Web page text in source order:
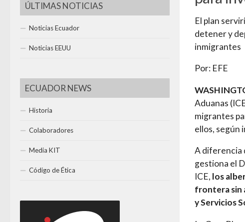
El plan
detener y
inmigrantes
Por: EFE
Aduanas
migrantes
ellos, según
A diferencia
gestiona el
ICE, los
frontera sin
y Servicios
ÚLTIMAS NOTICIAS
Noticias Ecuador
Noticias EEUU
ECUADOR NEWS
Historia
Colaboradores
Media KIT
Código de Ética